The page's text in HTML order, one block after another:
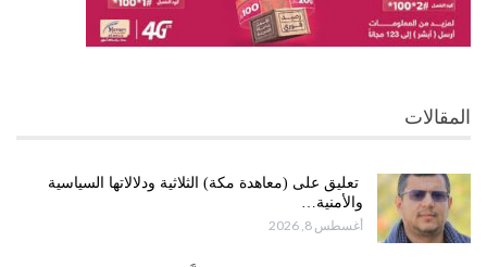
المقالات
تعليق على (معاهدة مكة) الثلاثية ودلالاتها السياسية
والأمنية…
أغسطس 8, 2026